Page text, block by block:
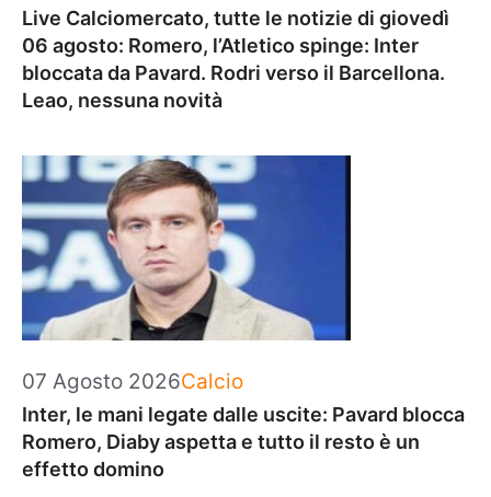
Live Calciomercato, tutte le notizie di giovedì
06 agosto: Romero, l’Atletico spinge: Inter
bloccata da Pavard. Rodri verso il Barcellona.
Leao, nessuna novità
07 Agosto 2026Categorie
Calcio
Inter, le mani legate dalle uscite: Pavard blocca
Romero, Diaby aspetta e tutto il resto è un
effetto domino